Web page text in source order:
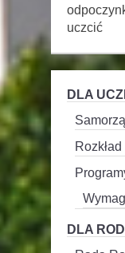
uczcić
DLA
DLA